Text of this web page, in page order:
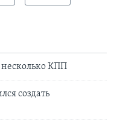
несколько КПП
создать